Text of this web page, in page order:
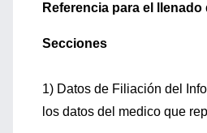
Referencia para el llenado
Secciones
1) Datos de Filiación del
los datos del medico que